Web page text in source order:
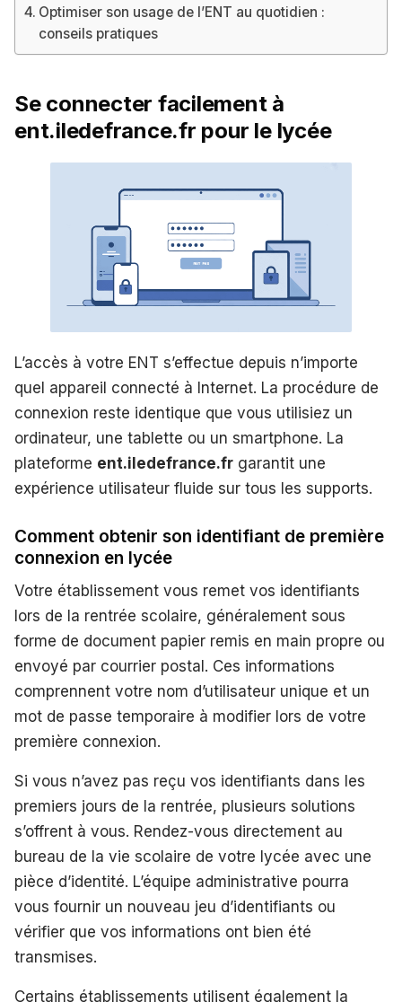
Optimiser son usage de l’ENT au quotidien :
conseils pratiques
Se connecter facilement à
ent.iledefrance.fr pour le lycée
L’accès à votre ENT s’effectue depuis n’importe
quel appareil connecté à Internet. La procédure de
connexion reste identique que vous utilisiez un
ordinateur, une tablette ou un smartphone. La
plateforme ent.iledefrance.fr garantit une
expérience utilisateur fluide sur tous les supports.
Comment obtenir son identifiant de première
connexion en lycée
Votre établissement vous remet vos identifiants
lors de la rentrée scolaire, généralement sous
forme de document papier remis en main propre ou
envoyé par courrier postal. Ces informations
comprennent votre nom d’utilisateur unique et un
mot de passe temporaire à modifier lors de votre
première connexion.
Si vous n’avez pas reçu vos identifiants dans les
premiers jours de la rentrée, plusieurs solutions
s’offrent à vous. Rendez-vous directement au
bureau de la vie scolaire de votre lycée avec une
pièce d’identité. L’équipe administrative pourra
vous fournir un nouveau jeu d’identifiants ou
vérifier que vos informations ont bien été
transmises.
Certains établissements utilisent également la